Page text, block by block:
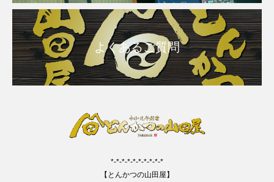
よくあるご質問
*-*-*-*-*-*-*-*-*-*
【とんかつの山田屋】